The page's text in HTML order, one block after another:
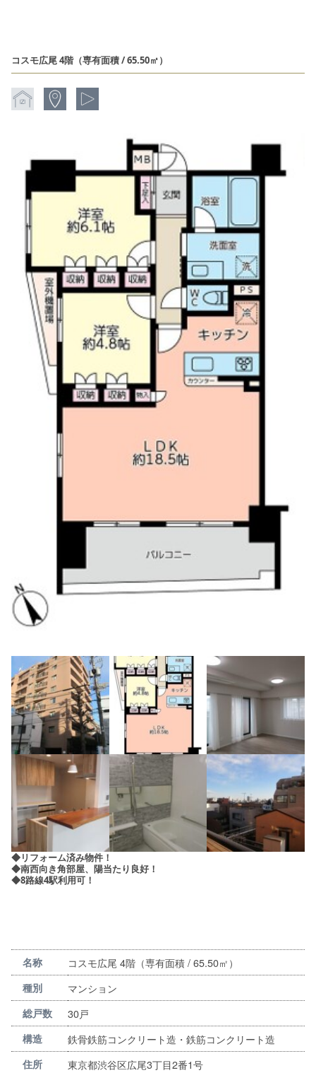
名称 コスモ広尾 4階（専有面積 / 65.50㎡）
種別 マンション
総戸数 30戸
構造 鉄骨鉄筋コンクリート造・鉄筋コンクリート造
住所 東京都渋谷区広尾3丁目2番1号
コスモ広尾 4階（専有面積 / 65.50㎡）
◆リフォーム済み物件！
◆南西向き角部屋、陽当たり良好！
◆8路線4駅利用可！